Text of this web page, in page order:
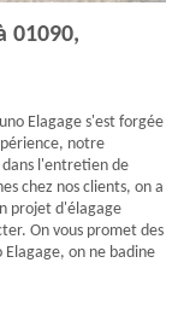
01090,
Elagage s'est forgée
notre
l'entretien de
chez nos clients, on a
projet d'élagage
On vous promet des
on ne badine